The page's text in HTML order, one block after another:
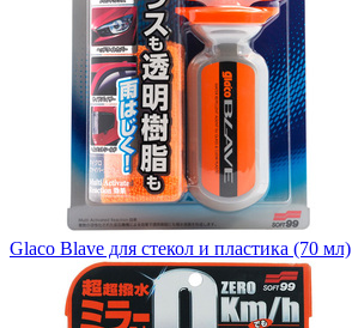
Glaco Blave для стекол и пластика (70 мл)